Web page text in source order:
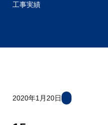
工事実績
2020年1月20日